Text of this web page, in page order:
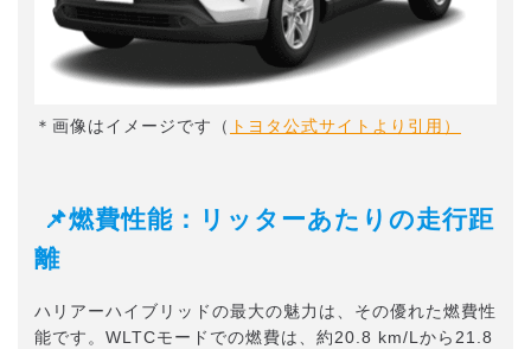
＊画像はイメージです（ トヨタ公式サイトより引用）
📌燃費性能：リッターあたりの走行距
離
ハリアーハイブリッドの最大の魅力は、その優れた燃費性
能です。WLTCモードでの燃費は、約20.8 km/Lから21.8